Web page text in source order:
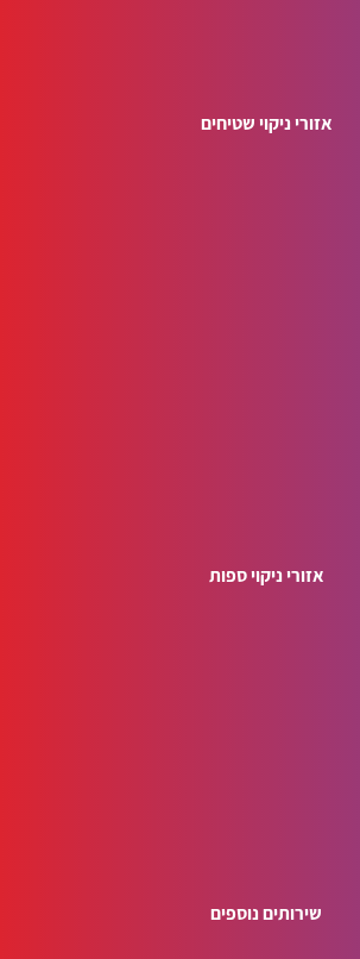
אזורי ניקוי שטיחים
אזורי ניקוי ספות
שירותים נוספים